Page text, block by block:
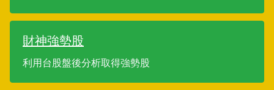
財神強勢股
利用台股盤後分析取得強勢股